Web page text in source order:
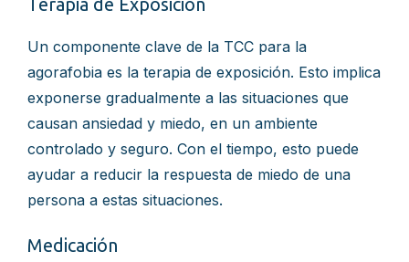
Un componente clave de la TCC para la
agorafobia es la terapia de exposición. Esto implica
exponerse gradualmente a las situaciones que
causan ansiedad y miedo, en un ambiente
controlado y seguro. Con el tiempo, esto puede
ayudar a reducir la respuesta de miedo de una
persona a estas situaciones.
Medicación